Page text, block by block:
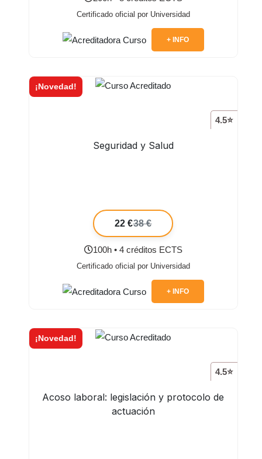
Certificado oficial por Universidad
+ INFO
¡Novedad!
4.5⭐
Seguridad y Salud
22 €38 €
100h • 4 créditos ECTS
Certificado oficial por Universidad
+ INFO
¡Novedad!
4.5⭐
Acoso laboral: legislación y protocolo de
actuación